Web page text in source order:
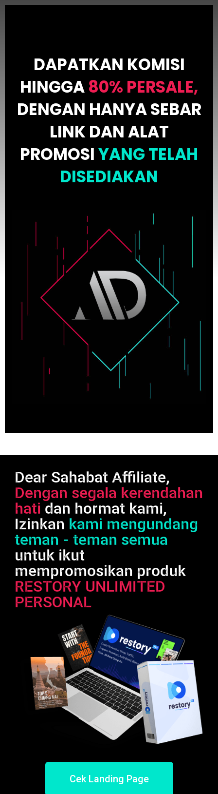
DAPATKAN KOMISI
HINGGA80% PERSALE,
DENGAN HANYA SEBAR
LINK DAN ALAT
PROMOSIYANG TELAH
DISEDIAKAN
Dear Sahabat Affiliate,
Dengan segala kerendahan
hati dan hormat kami,
Izinkan kami mengundang
teman - teman semua
untuk ikut
mempromosikan produk
RESTORY UNLIMITED
PERSONAL
Cek Landing Page